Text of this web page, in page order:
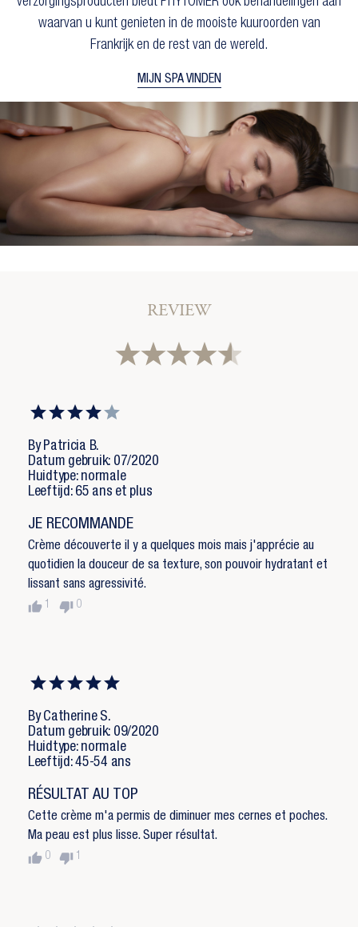
Toevoegen aan Verlanglijst ×
Maak een verlanglijst ×
Inloggen ×
U moet ingelogd zijn om producten in uw
Annuleren
waarvan u kunt genieten in de mooiste kuuroorden van
Frankrijk en de rest van de wereld.
MIJN SPA VINDEN
REVIEW
By Patricia B.
Datum gebruik: 07/2020
Huidtype: normale
Leeftijd: 65 ans et plus
JE RECOMMANDE
Crème découverte il y a quelques mois mais j'apprécie au
quotidien la douceur de sa texture, son pouvoir hydratant et
lissant sans agressivité.
thumb_up 1 thumb_down 0
By Catherine S.
Datum gebruik: 09/2020
Huidtype: normale
Leeftijd: 45-54 ans
RÉSULTAT AU TOP
Cette crème m'a permis de diminuer mes cernes et poches.
Ma peau est plus lisse. Super résultat.
thumb_up 0 thumb_down 1